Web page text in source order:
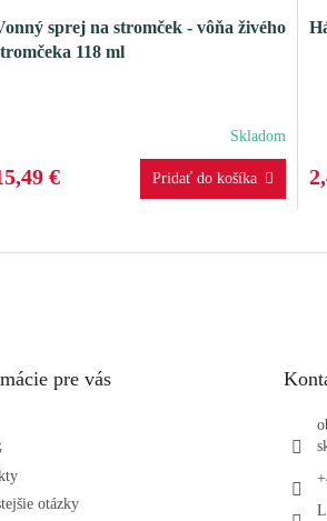
sprej na stromček - vôňa živého
118 ml
Skladom
€
pre vás
otázky